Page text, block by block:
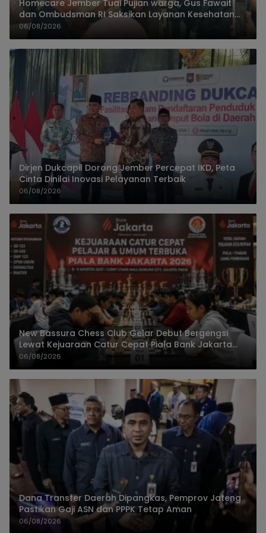
Homecare Jember Tuai Pujian warga, Gus Fawait
dan Ombudsman RI Saksikan Layanan Kesehatan
Rumah Pasien
06/08/2026
Dirjen Dukcapil Dorong Jember Percepat IKD, Peta
Cinta Dinilai Inovasi Pelayanan Terbaik
06/08/2026
New Bassura Chess Club Gelar Debut Bergengsi
Lewat Kejuaraan Catur Cepat Piala Bank Jakarta
2026
06/08/2026
Dana Transfer Daerah Dipangkas, Pemprov Jateng
Pastikan Gaji ASN dan PPPK Tetap Aman
06/08/2026